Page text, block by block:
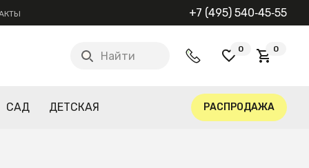
+7 (495) 540‑45‑55
Найти
0 0
САД ДЕТСКАЯ РАСПРОДАЖА